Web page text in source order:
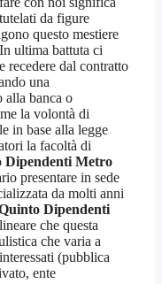
da figure
questo mestiere
ultima battuta ci
recedere dal contratto
una
alla banca o
la volontà di
in base alla legge
la facoltà di
Dipendenti Metro
presentare in sede
da molti anni
Dipendenti
che questa
che varia a
(pubblica
ente